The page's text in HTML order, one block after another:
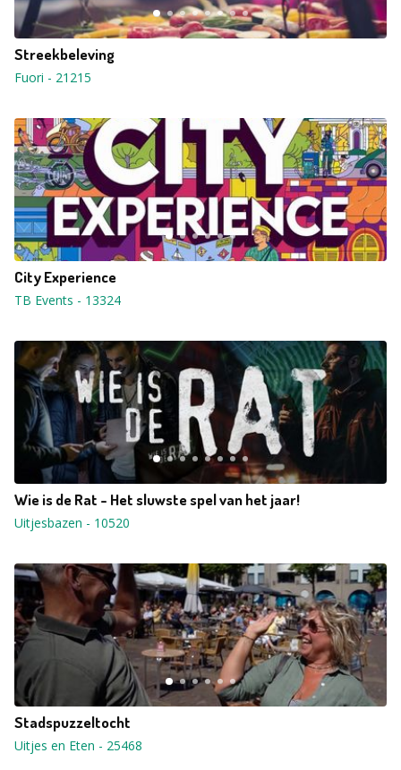
Streekbeleving
Fuori - 21215
City Experience
TB Events - 13324
Wie is de Rat - Het sluwste spel van het jaar!
Uitjesbazen - 10520
Stadspuzzeltocht
Uitjes en Eten - 25468